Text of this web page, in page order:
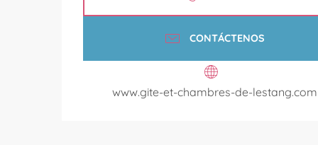
CONTÁCTENOS
www.gite-et-chambres-de-lestang.com